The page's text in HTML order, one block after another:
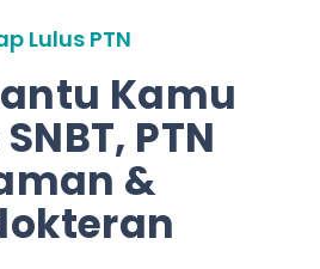
Lulus PTN
Kamu
PTN
&